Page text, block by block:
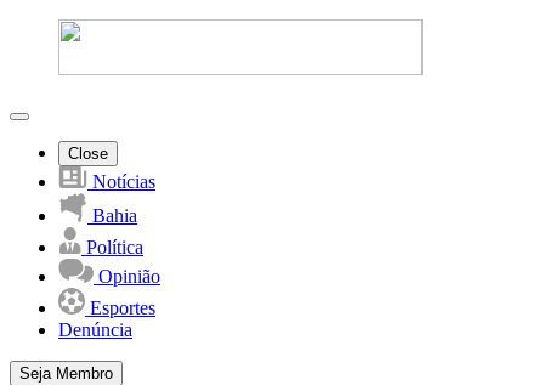
Close
Notícias
Bahia
Política
Opinião
Esportes
Denúncia
Seja Membro